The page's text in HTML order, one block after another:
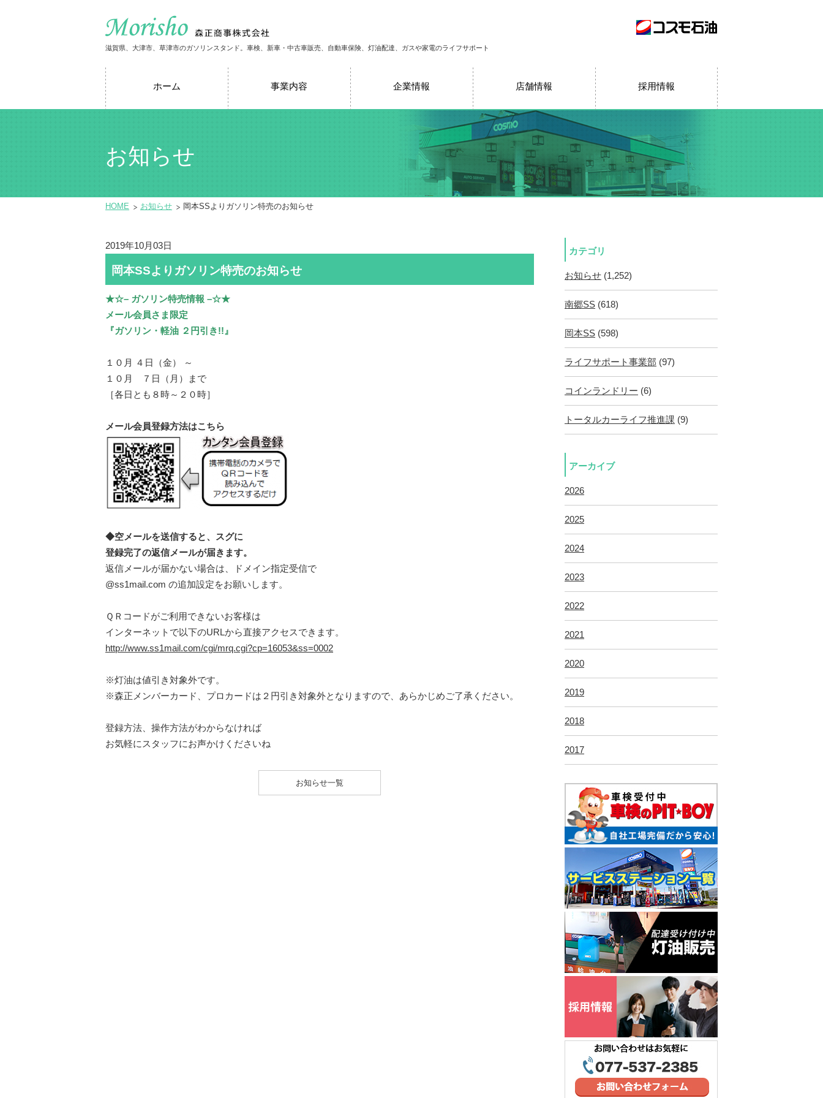
滋賀県、大津市、草津市のガソリンスタンド。車検、新車・中古車販売、自動車保険、灯油配達、ガスや家電のライフサポート
ホーム 事業内容 企業情報 店舗情報 採用情報
お知らせ
HOME お知らせ 岡本SSよりガソリン特売のお知らせ
2019年10月03日
岡本SSよりガソリン特売のお知らせ
★☆– ガソリン特売情報 –☆★
メール会員さま限定
『ガソリン・軽油 ２円引き!!』
１０月 ４日（金） ～
１０月 ７日（月）まで
［各日とも８時～２０時］
メール会員登録方法はこちら
◆空メールを送信すると、スグに
登録完了の返信メールが届きます。
返信メールが届かない場合は、ドメイン指定受信で
@ss1mail.com の追加設定をお願いします。
ＱＲコードがご利用できないお客様は
インターネットで以下のURLから直接アクセスできます。
http://www.ss1mail.com/cgi/mrq.cgi?cp=16053&ss=0002
※灯油は値引き対象外です。
※森正メンバーカード、プロカードは２円引き対象外となりますので、あらかじめご了承ください。
登録方法、操作方法がわからなければ
お気軽にスタッフにお声かけくださいね
お知らせ一覧
カテゴリ
お知らせ (1,252)
南郷SS (618)
岡本SS (598)
ライフサポート事業部 (97)
コインランドリー (6)
トータルカーライフ推進課 (9)
アーカイブ
2026
2025
2024
2023
2022
2021
2020
2019
2018
2017